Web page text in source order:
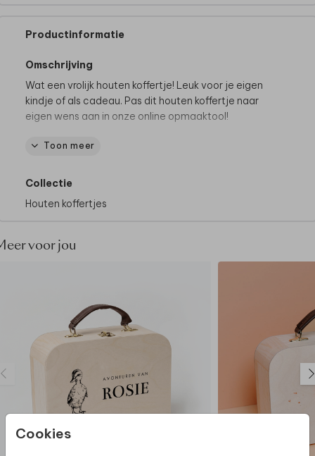
Cookies
Productinformatie
Omschrijving
Wat een vrolijk houten koffertje! Leuk voor je eigen
kindje of als cadeau. Pas dit houten koffertje naar
eigen wens aan in onze online opmaaktool!
Specificaties houten koffertje
- Afmeting: 23 x 17 x 9 cm
- Bedrukking: rechtstreeks op het hout (geen sticker)
Dit product maakt deel uit van
deze stijl.
Toon meer
Collectie
Houten koffertjes
voor jou